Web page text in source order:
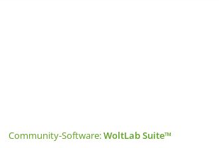
Community-Software:WoltLab Suite™